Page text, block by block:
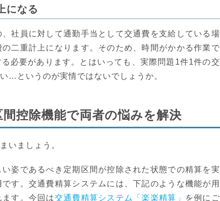
になる
社員に対して通勤手当として交通費を支給している場
二重計上になります。そのため、時間がかかる作業で
必要があります。とはいっても、実際問題1件1件の交
…というのが実情ではないでしょうか。
控除機能で両者の悩みを解決
いましょう。
姿であるべき定期区間が控除された状態での精算を実
です。交通費精算システムには、下記のような機能が用
す。今回は交通費精算システム「楽楽精算」
を例にご